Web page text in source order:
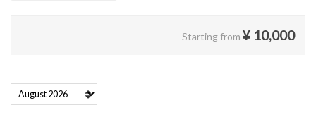
Starting from ¥ 10,000